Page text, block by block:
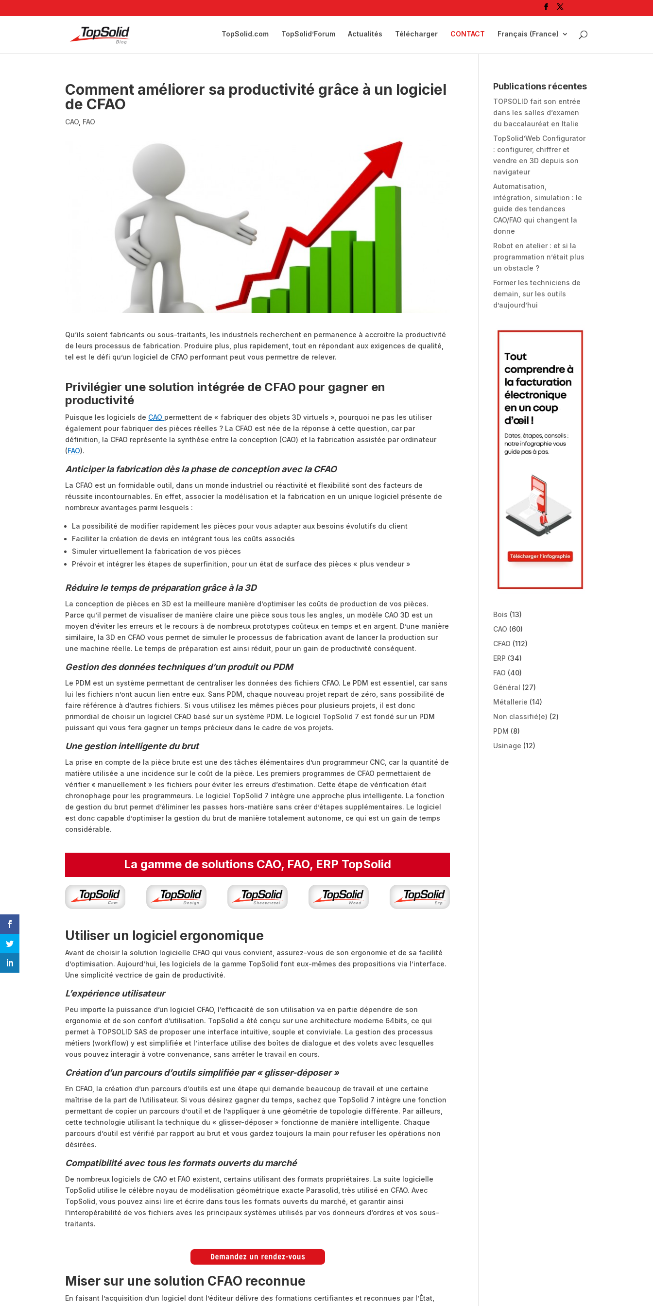
TopSolid.com TopSolid’Forum Actualités Télécharger CONTACT Français (France)
Comment améliorer sa productivité grâce à un logiciel
de CFAO
CAO FAO
Qu’ils soient fabricants ou sous-traitants, les industriels recherchent en permanence à accroitre la productivité
de leurs processus de fabrication. Produire plus, plus rapidement, tout en répondant aux exigences de qualité,
tel est le défi qu’un logiciel de CFAO performant peut vous permettre de relever.
Privilégier une solution intégrée de CFAO pour gagner en
productivité
Puisque les logiciels de CAO permettent de « fabriquer des objets 3D virtuels », pourquoi ne pas les utiliser
également pour fabriquer des pièces réelles ? La CFAO est née de la réponse à cette question, car par
définition, la CFAO représente la synthèse entre la conception (CAO) et la fabrication assistée par ordinateur
(FAO).
Anticiper la fabrication dès la phase de conception avec la CFAO
La CFAO est un formidable outil, dans un monde industriel ou réactivité et flexibilité sont des facteurs de
réussite incontournables. En effet, associer la modélisation et la fabrication en un unique logiciel présente de
nombreux avantages parmi lesquels :
La possibilité de modifier rapidement les pièces pour vous adapter aux besoins évolutifs du client
Faciliter la création de devis en intégrant tous les coûts associés
Simuler virtuellement la fabrication de vos pièces
Prévoir et intégrer les étapes de superfinition, pour un état de surface des pièces « plus vendeur »
Réduire le temps de préparation grâce à la 3D
La conception de pièces en 3D est la meilleure manière d’optimiser les coûts de production de vos pièces.
Parce qu’il permet de visualiser de manière claire une pièce sous tous les angles, un modèle CAO 3D est un
moyen d’éviter les erreurs et le recours à de nombreux prototypes coûteux en temps et en argent. D’une manière
similaire, la 3D en CFAO vous permet de simuler le processus de fabrication avant de lancer la production sur
une machine réelle. Le temps de préparation est ainsi réduit, pour un gain de productivité conséquent.
Gestion des données techniques d’un produit ou PDM
Le PDM est un système permettant de centraliser les données des fichiers CFAO. Le PDM est essentiel, car sans
lui les fichiers n’ont aucun lien entre eux. Sans PDM, chaque nouveau projet repart de zéro, sans possibilité de
faire référence à d’autres fichiers. Si vous utilisez les mêmes pièces pour plusieurs projets, il est donc
primordial de choisir un logiciel CFAO basé sur un système PDM. Le logiciel TopSolid 7 est fondé sur un PDM
puissant qui vous fera gagner un temps précieux dans le cadre de vos projets.
Une gestion intelligente du brut
La prise en compte de la pièce brute est une des tâches élémentaires d’un programmeur CNC, car la quantité de
matière utilisée a une incidence sur le coût de la pièce. Les premiers programmes de CFAO permettaient de
vérifier « manuellement » les fichiers pour éviter les erreurs d’estimation. Cette étape de vérification était
chronophage pour les programmeurs. Le logiciel TopSolid 7 intègre une approche plus intelligente. La fonction
de gestion du brut permet d’éliminer les passes hors-matière sans créer d’étapes supplémentaires. Le logiciel
est donc capable d’optimiser la gestion du brut de manière totalement autonome, ce qui est un gain de temps
considérable.
La gamme de solutions CAO, FAO, ERP TopSolid
Utiliser un logiciel ergonomique
Avant de choisir la solution logicielle CFAO qui vous convient, assurez-vous de son ergonomie et de sa facilité
d’optimisation. Aujourd’hui, les logiciels de la gamme TopSolid font eux-mêmes des propositions via l’interface.
Une simplicité vectrice de gain de productivité.
L’expérience utilisateur
Peu importe la puissance d’un logiciel CFAO, l’efficacité de son utilisation va en partie dépendre de son
ergonomie et de son confort d’utilisation. TopSolid a été conçu sur une architecture moderne 64bits, ce qui
permet à TOPSOLID SAS de proposer une interface intuitive, souple et conviviale. La gestion des processus
métiers (workflow) y est simplifiée et l’interface utilise des boîtes de dialogue et des volets avec lesquelles
vous pouvez interagir à votre convenance, sans arrêter le travail en cours.
Création d’un parcours d’outils simplifiée par « glisser-déposer »
En CFAO, la création d’un parcours d’outils est une étape qui demande beaucoup de travail et une certaine
maîtrise de la part de l’utilisateur. Si vous désirez gagner du temps, sachez que TopSolid 7 intègre une fonction
permettant de copier un parcours d’outil et de l’appliquer à une géométrie de topologie différente. Par ailleurs,
cette technologie utilisant la technique du « glisser-déposer » fonctionne de manière intelligente. Chaque
parcours d’outil est vérifié par rapport au brut et vous gardez toujours la main pour refuser les opérations non
désirées.
Compatibilité avec tous les formats ouverts du marché
De nombreux logiciels de CAO et FAO existent, certains utilisant des formats propriétaires. La suite logicielle
TopSolid utilise le célèbre noyau de modélisation géométrique exacte Parasolid, très utilisé en CFAO. Avec
TopSolid, vous pouvez ainsi lire et écrire dans tous les formats ouverts du marché, et garantir ainsi
l’interopérabilité de vos fichiers aves les principaux systèmes utilisés par vos donneurs d’ordres et vos sous-
traitants.
Miser sur une solution CFAO reconnue
En faisant l’acquisition d’un logiciel dont l’éditeur délivre des formations certifiantes et reconnues par l’État,
Publications récentes
TOPSOLID fait son entrée
dans les salles d’examen
du baccalauréat en Italie
TopSolid’Web Configurator
: configurer, chiffrer et
vendre en 3D depuis son
navigateur
Automatisation,
intégration, simulation : le
guide des tendances
CAO/FAO qui changent la
donne
Robot en atelier : et si la
programmation n’était plus
un obstacle ?
Former les techniciens de
demain, sur les outils
d’aujourd’hui
Bois (13)
CAO (60)
CFAO (112)
ERP (34)
FAO (40)
Général (27)
Métallerie (14)
Non classifié(e) (2)
PDM (8)
Usinage (12)